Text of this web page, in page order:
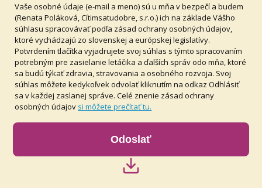
Vaše osobné údaje (e-mail a meno) sú u mňa v bezpečí a budem
(Renata Poláková, Cítimsatudobre, s.r.o.) ich na základe Vášho
súhlasu spracovávať podľa zásad ochrany osobných údajov,
ktoré vychádzajú zo slovenskej a európskej legislatívy.
Potvrdením tlačítka vyjadrujete svoj súhlas s týmto spracovaním
potrebným pre zasielanie letáčika a ďalších správ odo mňa, ktoré
sa budú týkať zdravia, stravovania a osobného rozvoja. Svoj
súhlas môžete kedykoľvek odvolať kliknutím na odkaz Odhlásiť
sa v každej zaslanej správe. Celé znenie zásad ochrany
osobných údajov si môžete prečítať tu.
Odoslať